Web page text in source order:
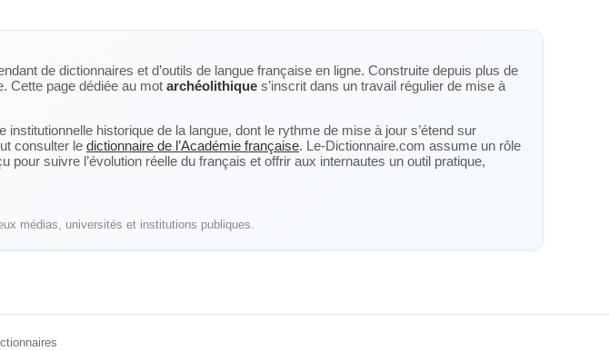
de dictionnaires et d’outils de langue française en ligne. Construite depuis plus de
Cette page dédiée au mot archéolithique s’inscrit dans un travail régulier de mise à
historique de la langue, dont le rythme de mise à jour s’étend sur
consulter le dictionnaire de l’Académie française. Le-Dictionnaire.com assume un rôle
suivre l’évolution réelle du français et offrir aux internautes un outil pratique,
médias, universités et institutions publiques.